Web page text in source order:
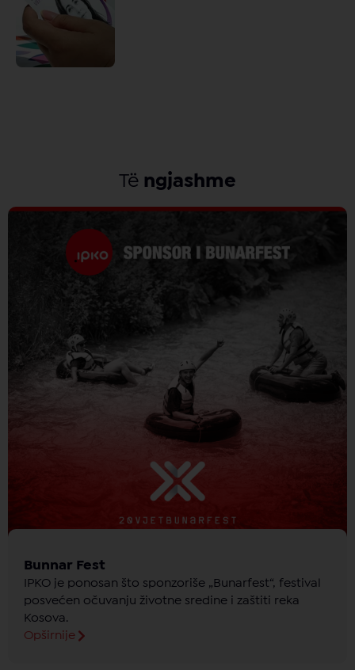
Të ngjashme
Bunnar Fest
IPKO je ponosan što sponzoriše „Bunarfest“, festival
posvećen očuvanju životne sredine i zaštiti reka
Kosova.
Opširnije